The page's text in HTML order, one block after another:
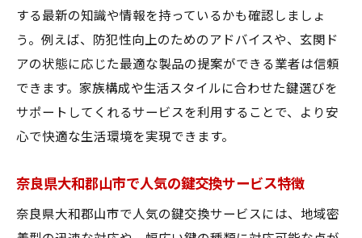
する最新の知識や情報を持っているかも確認しましょ
う。例えば、防犯性向上のためのアドバイスや、玄関ド
アの状態に応じた最適な製品の提案ができる業者は信頼
できます。家族構成や生活スタイルに合わせた鍵選びを
サポートしてくれるサービスを利用することで、より安
心で快適な生活環境を実現できます。
奈良県大和郡山市で人気の鍵交換サービス特徴
奈良県大和郡山市で人気の鍵交換サービスには、地域密